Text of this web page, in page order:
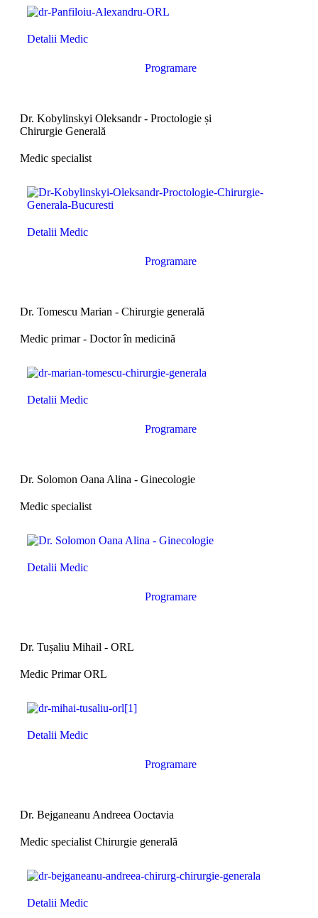
Detalii Medic
Programare
Dr. Kobylinskyi Oleksandr - Proctologie și
Chirurgie Generală
Medic specialist
Detalii Medic
Programare
Dr. Tomescu Marian - Chirurgie generală
Medic primar - Doctor în medicină
Detalii Medic
Programare
Dr. Solomon Oana Alina - Ginecologie
Medic specialist
Detalii Medic
Programare
Dr. Tușaliu Mihail - ORL
Medic Primar ORL
Detalii Medic
Programare
Dr. Bejganeanu Andreea Ooctavia
Medic specialist Chirurgie generală
Detalii Medic